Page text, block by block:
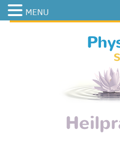
MENU